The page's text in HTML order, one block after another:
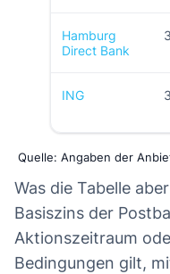
Hamburg
Direct Bank
ING
Quelle: Angaben der
Was die Tabelle
Basiszins der
Aktionszeitraum
Bedingungen gilt,